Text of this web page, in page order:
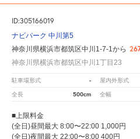
ID:305166019
ナビパーク 中川第5
神奈川県横浜市都筑区中川1-7-1から
神奈川県横浜市都筑区中川1丁目23
駐車場形式 - 屋内外形式
全長 500cm 全幅
■上限料金
(全日)昼間最大 8:00〜22:00 1,000円
(全日)夜間最大 22:00〜8:00 400円